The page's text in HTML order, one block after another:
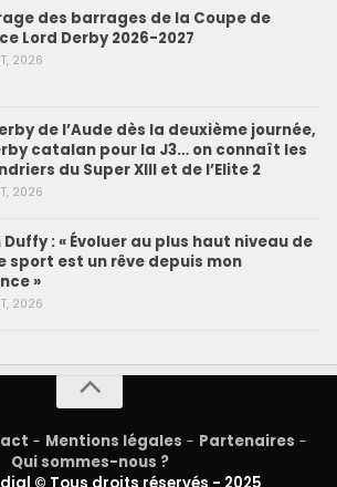
des barrages de la Coupe de
Lord Derby 2026-2027
2026
de l’Aude dès la deuxième journée,
catalan pour la J3… on connaît les
du Super XIII et de l’Elite 2
2026
Duffy : « Évoluer au plus haut niveau de
sport est un rêve depuis mon
»
2026
- Mentions légales - Partenaires -
Qui sommes-nous ?